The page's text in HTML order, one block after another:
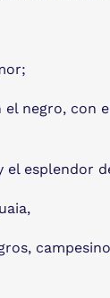
negro, con
esplendor